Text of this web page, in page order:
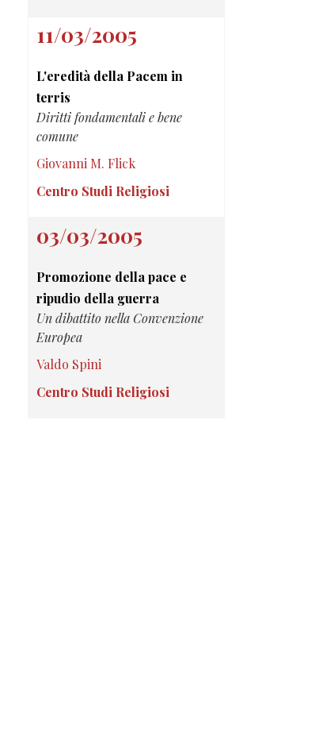
11/03/2005
L'eredità della Pacem in
terris
Diritti fondamentali e bene
comune
Giovanni M. Flick
Centro Studi Religiosi
03/03/2005
Promozione della pace e
ripudio della guerra
Un dibattito nella Convenzione
Europea
Valdo Spini
Centro Studi Religiosi